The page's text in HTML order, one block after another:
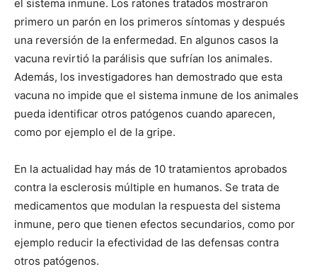
el sistema inmune. Los ratones tratados mostraron
primero un parón en los primeros síntomas y después
una reversión de la enfermedad. En algunos casos la
vacuna revirtió la parálisis que sufrían los animales.
Además, los investigadores han demostrado que esta
vacuna no impide que el sistema inmune de los animales
pueda identificar otros patógenos cuando aparecen,
como por ejemplo el de la gripe.
En la actualidad hay más de 10 tratamientos aprobados
contra la esclerosis múltiple en humanos. Se trata de
medicamentos que modulan la respuesta del sistema
inmune, pero que tienen efectos secundarios, como por
ejemplo reducir la efectividad de las defensas contra
otros patógenos.